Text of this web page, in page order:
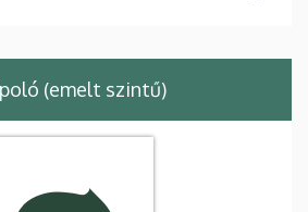
(emelt szintű)